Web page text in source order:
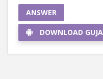
ANSWER
DOWNLOAD